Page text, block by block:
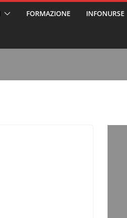
FORMAZIONE INFONURSE